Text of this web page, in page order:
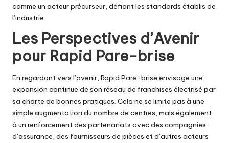
comme un acteur précurseur, défiant les standards établis de
l’industrie.
Les Perspectives d’Avenir
pour Rapid Pare-brise
En regardant vers l’avenir, Rapid Pare-brise envisage une
expansion continue de son réseau de franchises électrisé par
sa charte de bonnes pratiques. Cela ne se limite pas à une
simple augmentation du nombre de centres, mais également
à un renforcement des partenariats avec des compagnies
d’assurance, des fournisseurs de pièces et d’autres acteurs